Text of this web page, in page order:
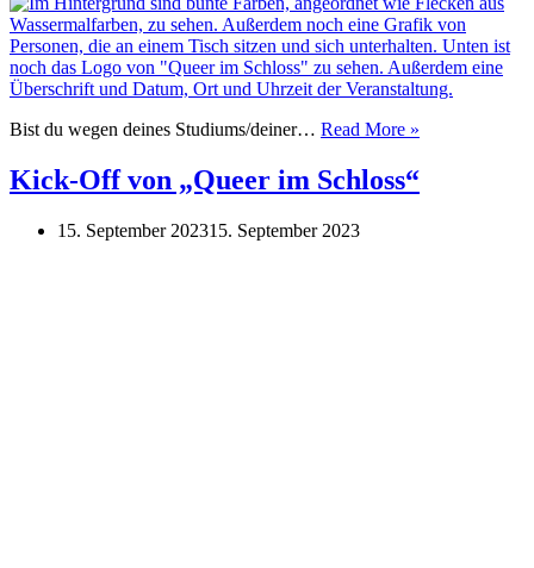
Bist du wegen deines Studiums/deiner… Read More »
von
„Queer
Kick-Off von „Queer im Schloss“
15. September 202315. September 2023